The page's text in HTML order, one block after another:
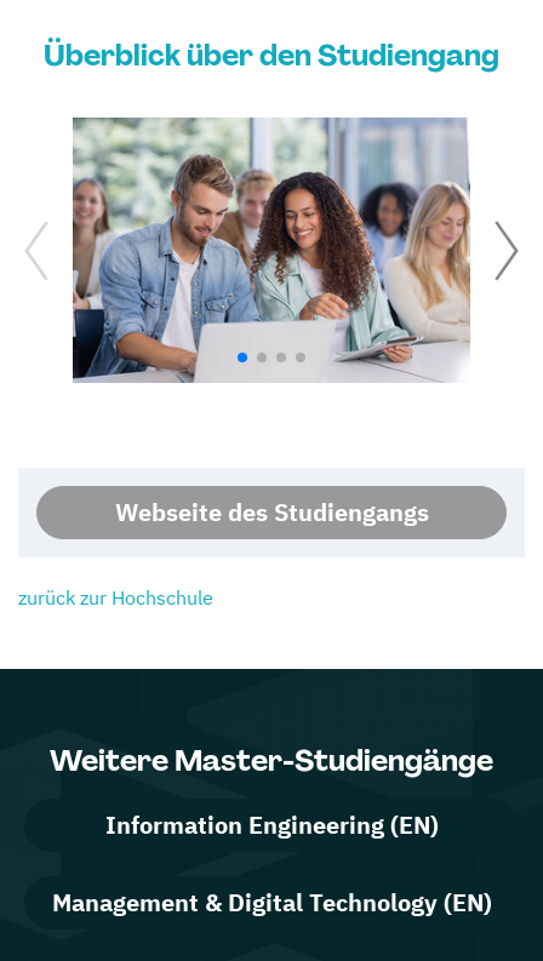
Überblick über den Studiengang
Webseite des Studiengangs
zurück zur Hochschule
Weitere Master-Studiengänge
Information Engineering (EN)
Management & Digital Technology (EN)